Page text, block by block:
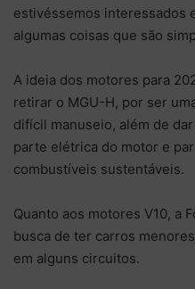
estivéssemos interessados
algumas coisas que são
A ideia dos motores para
retirar o MGU-H, por ser
difícil manuseio, além de
parte elétrica do motor e
combustíveis sustentáveis.
Quanto aos motores V10, a
busca de ter carros
em alguns circuitos.